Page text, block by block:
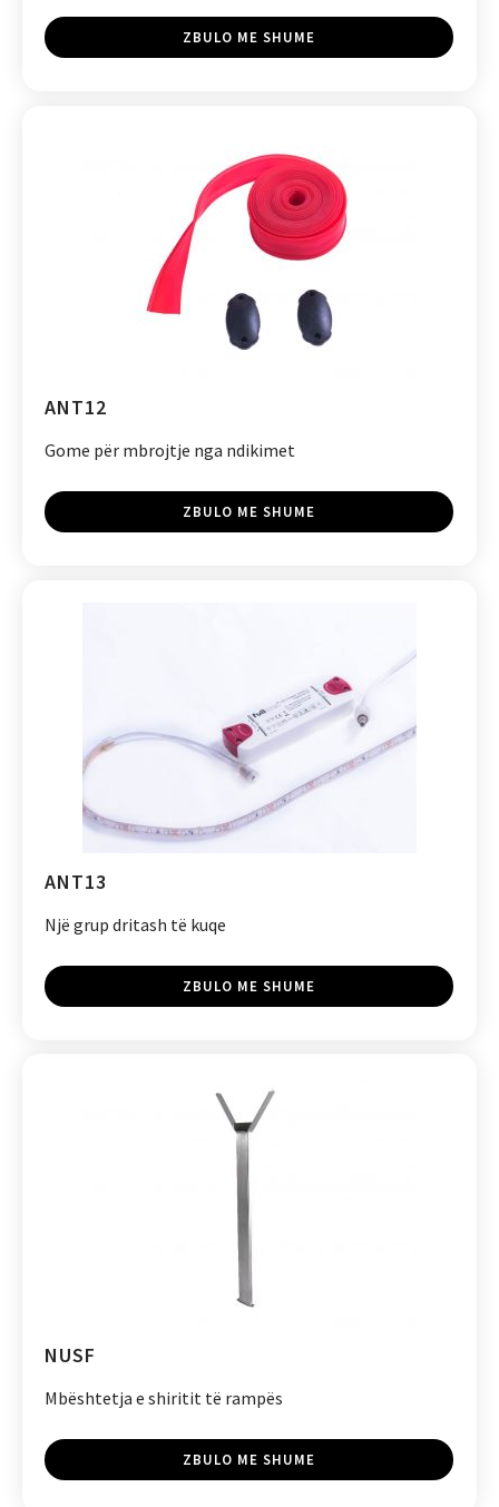
ZBULO ME SHUME
ANT12
Gome për mbrojtje nga ndikimet
ZBULO ME SHUME
ANT13
Një grup dritash të kuqe
ZBULO ME SHUME
NUSF
Mbështetja e shiritit të rampës
ZBULO ME SHUME